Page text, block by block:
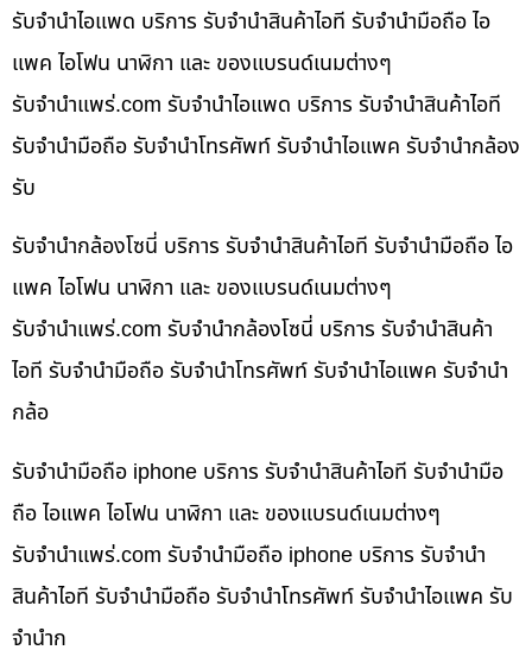
รับจำนำไอแพด บริการ รับจำนำสินค้าไอที รับจำนำมือถือ ไอ
แพค ไอโฟน นาฬิกา และ ของแบรนด์เนมต่างๆ
รับจํานําแพร่.com รับจำนำไอแพด บริการ รับจำนำสินค้าไอที
รับจำนำมือถือ รับจำนำโทรศัพท์ รับจำนำไอแพค รับจำนำกล้อง
รับ
รับจำนำกล้องโซนี่ บริการ รับจำนำสินค้าไอที รับจำนำมือถือ ไอ
แพค ไอโฟน นาฬิกา และ ของแบรนด์เนมต่างๆ
รับจํานําแพร่.com รับจำนำกล้องโซนี่ บริการ รับจำนำสินค้า
ไอที รับจำนำมือถือ รับจำนำโทรศัพท์ รับจำนำไอแพค รับจำนำ
กล้อ
รับจำนำมือถือ iphone บริการ รับจำนำสินค้าไอที รับจำนำมือ
ถือ ไอแพค ไอโฟน นาฬิกา และ ของแบรนด์เนมต่างๆ
รับจํานําแพร่.com รับจำนำมือถือ iphone บริการ รับจำนำ
สินค้าไอที รับจำนำมือถือ รับจำนำโทรศัพท์ รับจำนำไอแพค รับ
จำนำก